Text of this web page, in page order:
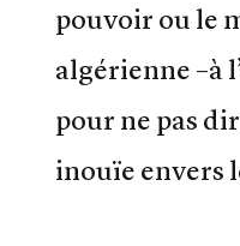
pouvoir ou le
algérienne –à
pour ne pas
inouïe envers